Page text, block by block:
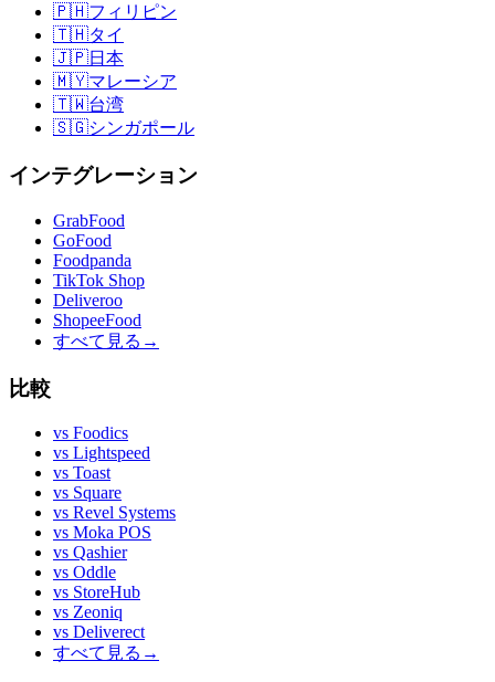
🇵🇭フィリピン
🇹🇭タイ
🇯🇵日本
🇲🇾マレーシア
🇹🇼台湾
🇸🇬シンガポール
インテグレーション
GrabFood
GoFood
Foodpanda
TikTok Shop
Deliveroo
ShopeeFood
すべて見る →
比較
vs Foodics
vs Lightspeed
vs Toast
vs Square
vs Revel Systems
vs Moka POS
vs Qashier
vs Oddle
vs StoreHub
vs Zeoniq
vs Deliverect
すべて見る →